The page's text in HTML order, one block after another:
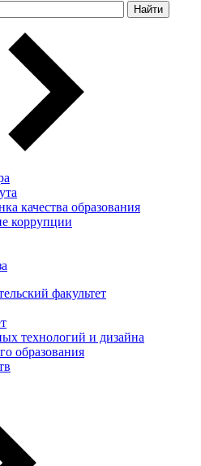
Найти
качества образования
коррупции
факультет
технологий и дизайна
образования